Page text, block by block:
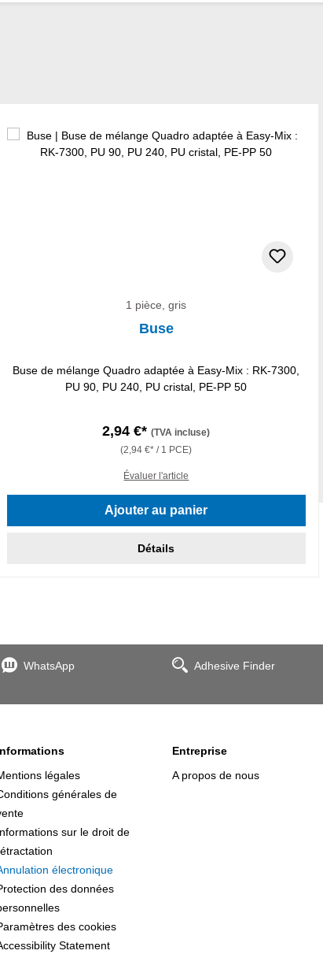
1 pièce, gris
Buse
Buse de mélange Quadro adaptée à Easy-Mix : RK-7300,
PU 90, PU 240, PU cristal, PE-PP 50
2,94 €*(TVA incluse)
(2,94 €* / 1 PCE)
Évaluer l'article
Ajouter au panier
Détails
WhatsApp Adhesive Finder
légales
générales de
sur le droit de
électronique
des données
des cookies
Statement
Entreprise
A propos de nous